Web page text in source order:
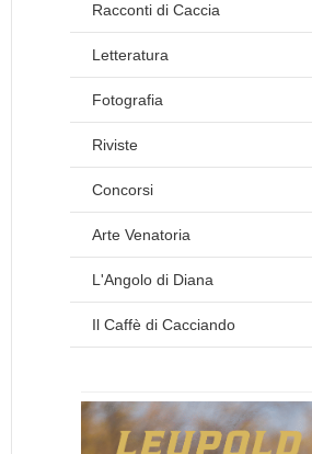
Racconti di Caccia
Letteratura
Fotografia
Riviste
Concorsi
Arte Venatoria
L'Angolo di Diana
Il Caffè di Cacciando